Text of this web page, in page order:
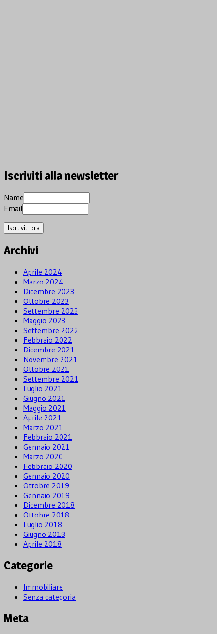
Iscriviti alla newsletter
Name
Email
Archivi
Aprile 2024
Marzo 2024
Dicembre 2023
Ottobre 2023
Settembre 2023
Maggio 2023
Settembre 2022
Febbraio 2022
Dicembre 2021
Novembre 2021
Ottobre 2021
Settembre 2021
Luglio 2021
Giugno 2021
Maggio 2021
Aprile 2021
Marzo 2021
Febbraio 2021
Gennaio 2021
Marzo 2020
Febbraio 2020
Gennaio 2020
Ottobre 2019
Gennaio 2019
Dicembre 2018
Ottobre 2018
Luglio 2018
Giugno 2018
Aprile 2018
Categorie
Immobiliare
Senza categoria
Meta